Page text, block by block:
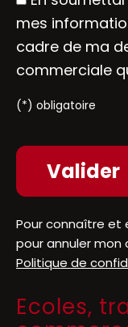
mes
cadre de ma
commerciale
(*) obligatoire
Pour connaître et
pour annuler
Politique de
Ecoles,